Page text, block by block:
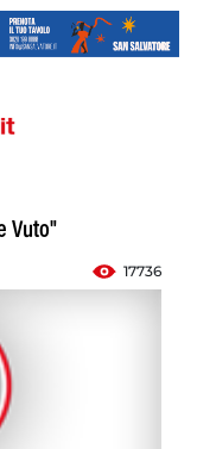
Vuto"
17736